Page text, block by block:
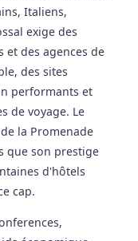
Italiens,
exige des
et des agences de
des sites
performants et
de voyage. Le
la Promenade
que son prestige
d'hôtels
cap.